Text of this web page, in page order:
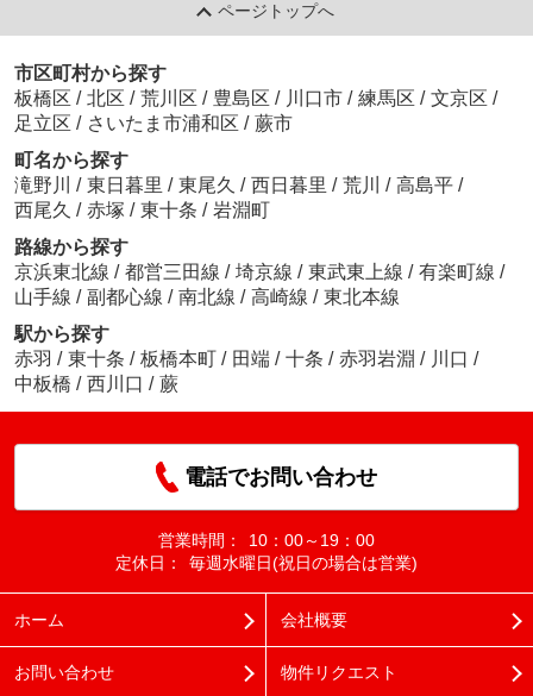
ページトップへ
市区町村から探す
板橋区 / 北区 / 荒川区 / 豊島区 / 川口市 / 練馬区 / 文京区 /
足立区 / さいたま市浦和区 / 蕨市
町名から探す
滝野川 / 東日暮里 / 東尾久 / 西日暮里 / 荒川 / 高島平 /
西尾久 / 赤塚 / 東十条 / 岩淵町
路線から探す
京浜東北線 / 都営三田線 / 埼京線 / 東武東上線 / 有楽町線 /
山手線 / 副都心線 / 南北線 / 高崎線 / 東北本線
駅から探す
赤羽 / 東十条 / 板橋本町 / 田端 / 十条 / 赤羽岩淵 / 川口 /
中板橋 / 西川口 / 蕨
電話でお問い合わせ
営業時間：
10：00～19：00
定休日：
毎週水曜日(祝日の場合は営業)
ホーム 会社概要
お問い合わせ 物件リクエスト